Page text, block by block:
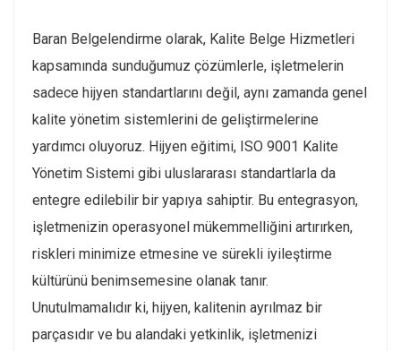
Baran Belgelendirme olarak, Kalite Belge Hizmetleri
kapsamında sunduğumuz çözümlerle, işletmelerin
sadece hijyen standartlarını değil, aynı zamanda genel
kalite yönetim sistemlerini de geliştirmelerine
yardımcı oluyoruz. Hijyen eğitimi, ISO 9001 Kalite
Yönetim Sistemi gibi uluslararası standartlarla da
entegre edilebilir bir yapıya sahiptir. Bu entegrasyon,
işletmenizin operasyonel mükemmelliğini artırırken,
riskleri minimize etmesine ve sürekli iyileştirme
kültürünü benimsemesine olanak tanır.
Unutulmamalıdır ki, hijyen, kalitenin ayrılmaz bir
parçasıdır ve bu alandaki yetkinlik, işletmenizi